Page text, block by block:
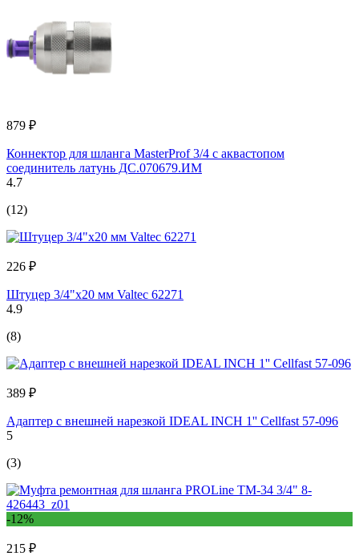
879 ₽
Коннектор для шланга MasterProf 3/4 с аквастопом
соединитель латунь ДС.070679.ИМ
4.7
(12)
226 ₽
Штуцер 3/4"х20 мм Valtec 62271
4.9
(8)
389 ₽
Адаптер с внешней нарезкой IDEAL INCH 1'' Cellfast 57-096
5
(3)
-12%
215 ₽